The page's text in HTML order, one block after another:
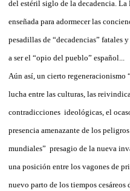
del estéril siglo de la decadencia.
enseñada para adormecer las
pesadillas de “decadencias” fatales
a ser el “opio del pueblo” español...
Aún así, un cierto
lucha entre las culturas, las
contradicciones ideológicas, el
presencia amenazante de los
mundiales” presagio de la nueva
una posición entre los vagones de
nuevo parto de los tiempos